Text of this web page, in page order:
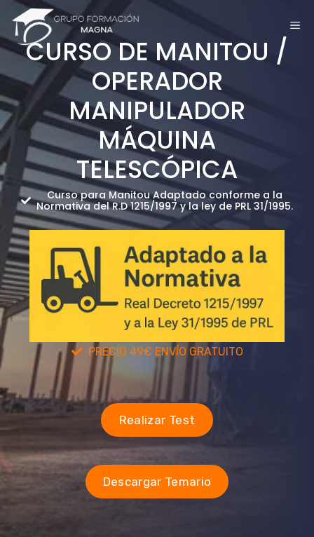
Saltar
contenido
CURSO DE MANITOU /
OPERADOR
MANIPULADOR
MÁQUINA
TELESCÓPICA
Curso para Manitou Adaptado conforme a la
Normativa del R.D 1215/1997 y la ley de PRL 31/1995.
PRECIO 49€ ENVÍO GRATUITO
Realizar Test
Descargar Temario